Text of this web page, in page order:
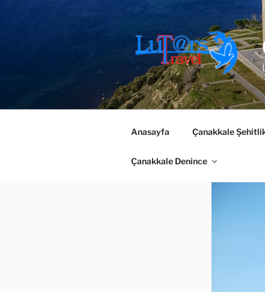
Anasayfa Çanakkale
Çanakkale Denince